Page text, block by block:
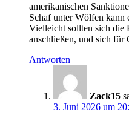
amerikanischen
Schaf unter Wölfen kann
Vielleicht sollten sich die
anschließen, und sich für
Antworten
Zack15
3. Juni 2026 um